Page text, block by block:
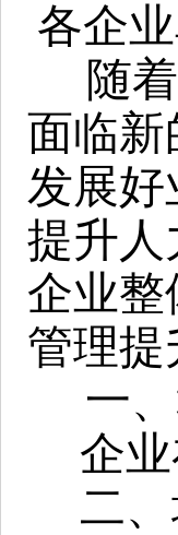
各企业
随
面临新
发展
提升人
企业
管理
一
企
二